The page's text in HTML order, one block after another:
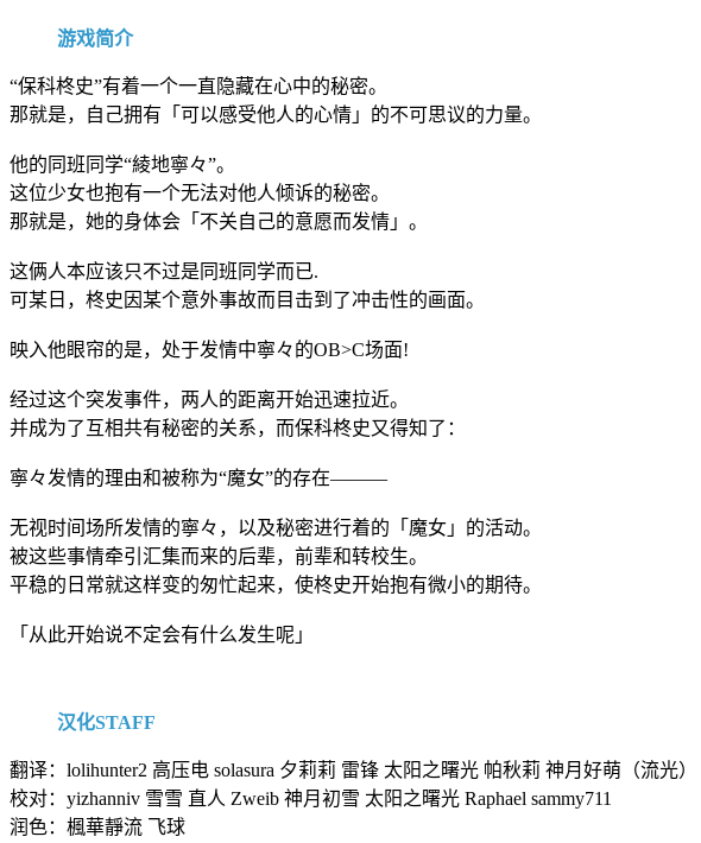
游戏简介
“保科柊史”有着一个一直隐藏在心中的秘密。
那就是，自己拥有「可以感受他人的心情」的不可思议的力量。
他的同班同学“綾地寧々”。
这位少女也抱有一个无法对他人倾诉的秘密。
那就是，她的身体会「不关自己的意愿而发情」。
这俩人本应该只不过是同班同学而已.
可某日，柊史因某个意外事故而目击到了冲击性的画面。
映入他眼帘的是，处于发情中寧々的OB>C场面!
经过这个突发事件，两人的距离开始迅速拉近。
并成为了互相共有秘密的关系，而保科柊史又得知了：
寧々发情的理由和被称为“魔女”的存在———
无视时间场所发情的寧々，以及秘密进行着的「魔女」的活动。
被这些事情牵引汇集而来的后辈，前辈和转校生。
平稳的日常就这样变的匆忙起来，使柊史开始抱有微小的期待。
「从此开始说不定会有什么发生呢」
汉化STAFF
翻译：lolihunter2 高压电 solasura 夕莉莉 雷锋 太阳之曙光 帕秋莉 神月好萌（流光）
校对：yizhanniv 雪雪 直人 Zweib 神月初雪 太阳之曙光 Raphael sammy711
润色：楓華靜流 飞球